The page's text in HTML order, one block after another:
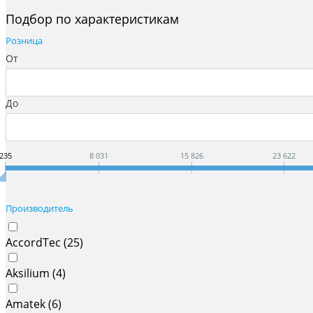
Подбор по характеристикам
Розница
От
До
8 031 15 826 23 622
Производитель
AccordTec (25)
Aksilium (4)
Amatek (6)